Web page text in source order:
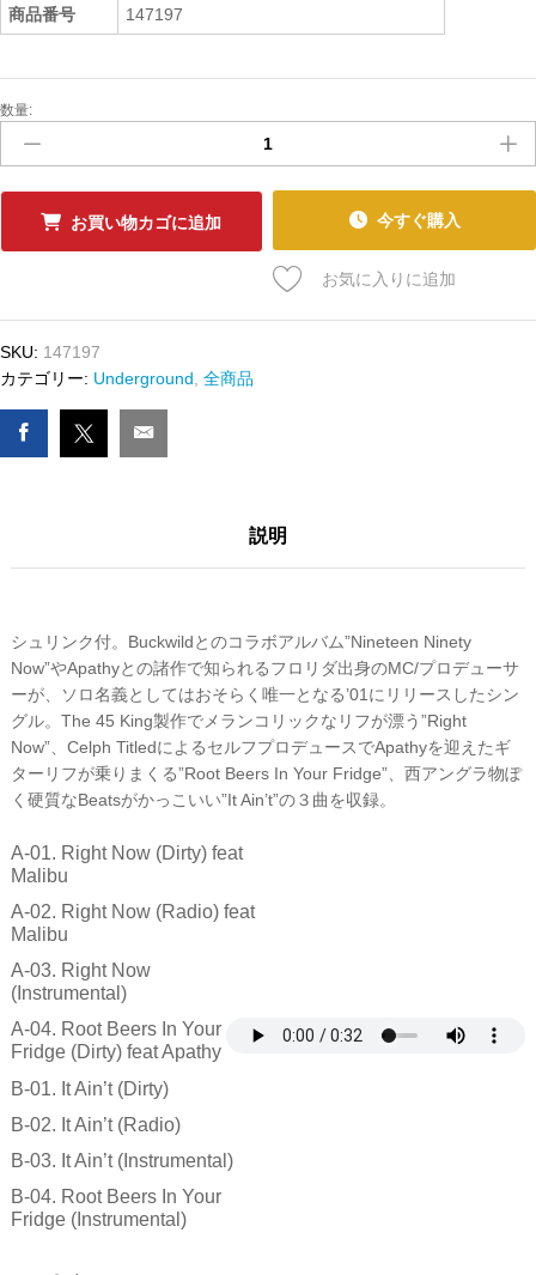
商品番号
147197
中
ﾚ
ｺ
ﾄﾞ
-
RIGHT
NOW
Root
Beers
数量:
お買い物カゴに追加 今すぐ購入
お気に入りに追加
SKU: 147197
カテゴリー: Underground 全商品
説明
シュリンク付。Buckwildとのコラボアルバム”Nineteen Ninety
Now”やApathyとの諸作で知られるフロリダ出身のMC/プロデューサ
ーが、ソロ名義としてはおそらく唯一となる’01にリリースしたシン
グル。The 45 King製作でメランコリックなリフが漂う”Right
Now”、Celph TitledによるセルフプロデュースでApathyを迎えたギ
ターリフが乗りまくる”Root Beers In Your Fridge”、西アングラ物ぽ
く硬質なBeatsがかっこいい”It Ain’t”の３曲を収録。
A-01. Right Now (Dirty) feat
Malibu
A-02. Right Now (Radio) feat
Malibu
A-03. Right Now
(Instrumental)
A-04. Root Beers In Your
Fridge (Dirty) feat Apathy
B-01. It Ain’t (Dirty)
B-02. It Ain’t (Radio)
B-03. It Ain’t (Instrumental)
B-04. Root Beers In Your
Fridge (Instrumental)